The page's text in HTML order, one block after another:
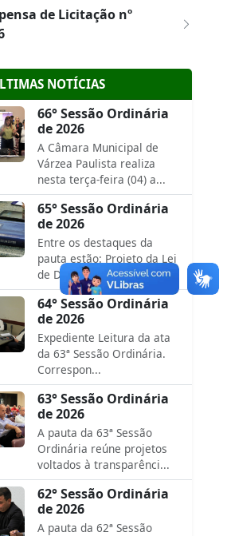
de Licitação nº
NOTÍCIAS
66° Sessão Ordinária
de 2026
A Câmara Municipal de
Várzea Paulista realiza
nesta terça-feira (04) a...
65° Sessão Ordinária
de 2026
Entre os destaques da
pauta estão: Projeto da Lei
de Diretrizes O...
64° Sessão Ordinária
de 2026
Expediente Leitura da ata
da 63ª Sessão Ordinária.
Correspon...
63° Sessão Ordinária
de 2026
A pauta da 63ª Sessão
Ordinária reúne projetos
voltados à transparênci...
62° Sessão Ordinária
de 2026
A pauta da 62ª Sessão